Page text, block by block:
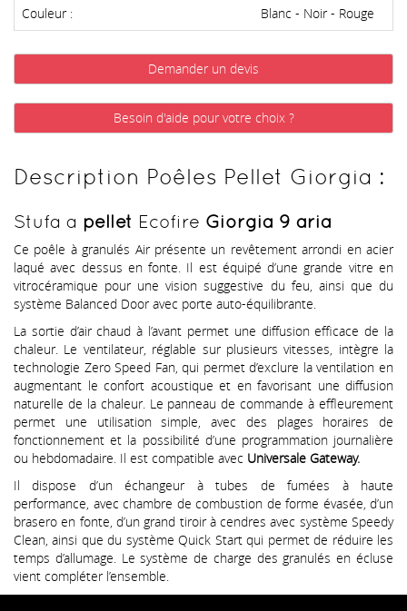
Couleur :
Blanc - Noir - Rouge
Demander un devis
Besoin d'aide pour votre choix ?
Description Poêles Pellet Giorgia :
Stufa a pellet Ecofire Giorgia 9 aria
Ce poêle à granulés Air présente un revêtement arrondi en acier
laqué avec dessus en fonte. Il est équipé d’une grande vitre en
vitrocéramique pour une vision suggestive du feu, ainsi que du
système Balanced Door avec porte auto-équilibrante.
La sortie d’air chaud à l’avant permet une diffusion efficace de la
chaleur. Le ventilateur, réglable sur plusieurs vitesses, intègre la
technologie Zero Speed Fan, qui permet d’exclure la ventilation en
augmentant le confort acoustique et en favorisant une diffusion
naturelle de la chaleur. Le panneau de commande à effleurement
permet une utilisation simple, avec des plages horaires de
fonctionnement et la possibilité d’une programmation journalière
ou hebdomadaire. Il est compatible avec Universale Gateway.
Il dispose d’un échangeur à tubes de fumées à haute
performance, avec chambre de combustion de forme évasée, d’un
brasero en fonte, d’un grand tiroir à cendres avec système Speedy
Clean, ainsi que du système Quick Start qui permet de réduire les
temps d’allumage. Le système de charge des granulés en écluse
vient compléter l’ensemble.